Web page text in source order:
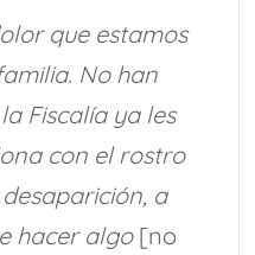
que estamos
No han
Fiscalía ya les
con el rostro
a
hacer algo[no